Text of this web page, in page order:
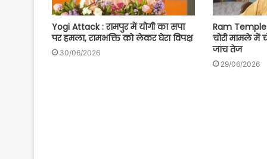
Yogi Attack : रामपुर में योगी का सपा
पर हमला, रामभक्ति को लेकर घेरा विपक्ष
30/06/2026
Ram Temple
चोरी मामले में
जांच तेज
29/06/2026